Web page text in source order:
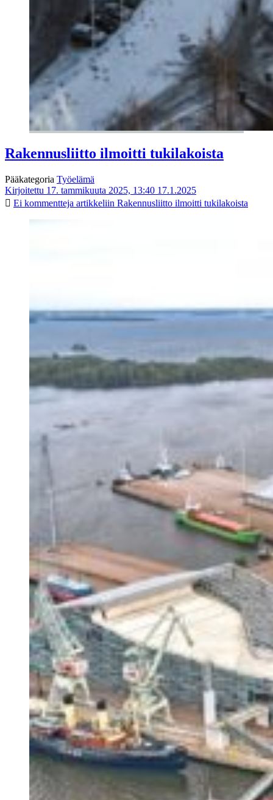
Rakennusliitto ilmoitti tukilakoista
Pääkategoria Työelämä
Kirjoitettu 17. tammikuuta 2025, 13:40 17.1.2025
Ei kommentteja artikkeliin Rakennusliitto ilmoitti tukilakoista